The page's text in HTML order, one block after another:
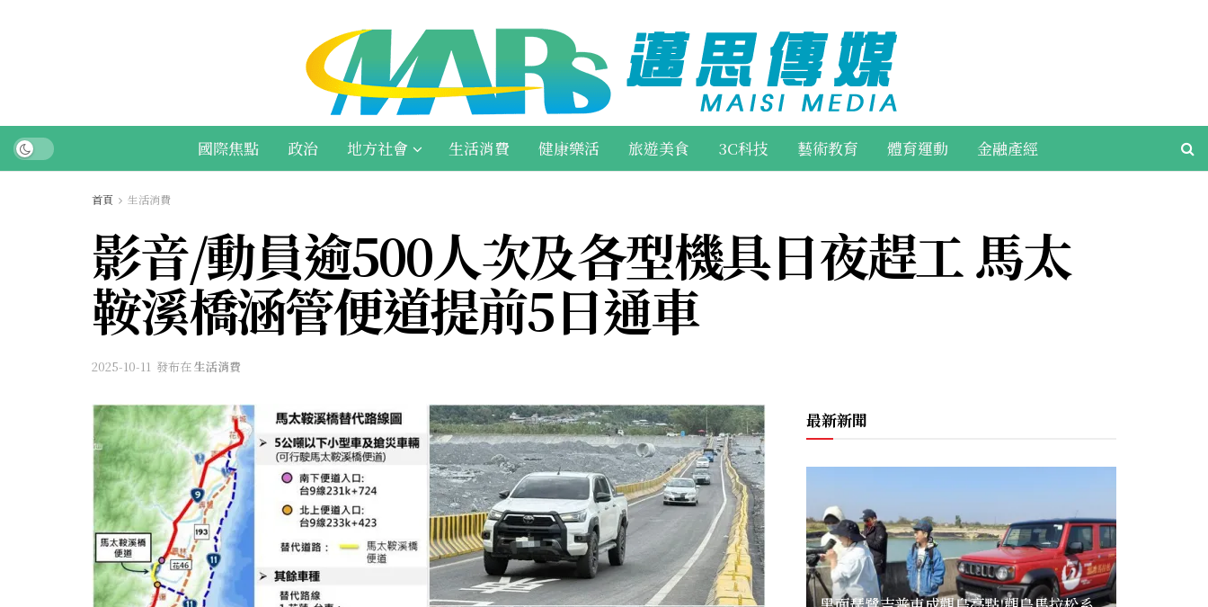
國際焦點 政治 地方社會 生活消費 健康樂活 旅遊美食 3C科技 藝術教育 體育運動 金融產經
首頁 生活消費
影音/動員逾500人次及各型機具日夜趕工 馬太
鞍溪橋涵管便道提前5日通車
2025-10-11 發布在生活消費
最新新聞